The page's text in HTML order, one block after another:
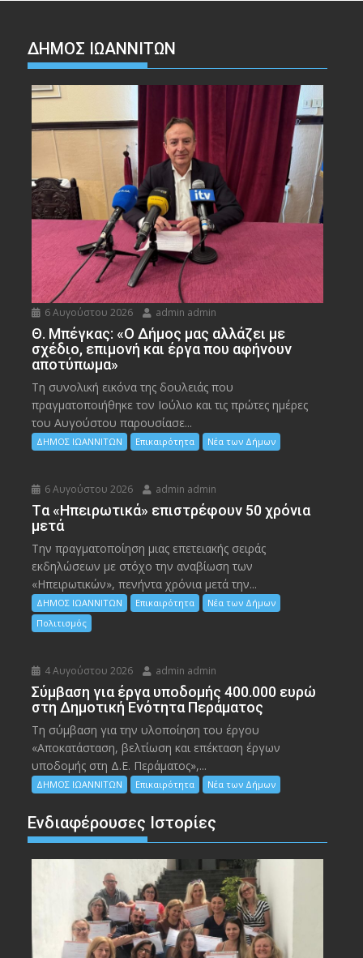
ΔΗΜΟΣ ΙΩΑΝΝΙΤΩΝ
6 Αυγούστου 2026 admin admin
Θ. Μπέγκας: «Ο Δήμος μας αλλάζει με
σχέδιο, επιμονή και έργα που αφήνουν
αποτύπωμα»
Τη συνολική εικόνα της δουλειάς που
πραγματοποιήθηκε τον Ιούλιο και τις πρώτες ημέρες
του Αυγούστου παρουσίασε...
ΔΗΜΟΣ ΙΩΑΝΝΙΤΩΝ Επικαιρότητα Νέα των Δήμων
6 Αυγούστου 2026 admin admin
Tα «Ηπειρωτικά» επιστρέφουν 50 χρόνια
μετά
Την πραγματοποίηση μιας επετειακής σειράς
εκδηλώσεων με στόχο την αναβίωση των
«Ηπειρωτικών», πενήντα χρόνια μετά την...
ΔΗΜΟΣ ΙΩΑΝΝΙΤΩΝ Επικαιρότητα
Νέα των Δήμων
Πολιτισμός
4 Αυγούστου 2026 admin admin
Σύμβαση για έργα υποδομής 400.000 ευρώ
στη Δημοτική Ενότητα Περάματος
Τη σύμβαση για την υλοποίηση του έργου
«Αποκατάσταση, βελτίωση και επέκταση έργων
υποδομής στη Δ.Ε. Περάματος»,...
ΔΗΜΟΣ ΙΩΑΝΝΙΤΩΝ Επικαιρότητα Νέα των Δήμων
Ενδιαφέρουσες Ιστορίες